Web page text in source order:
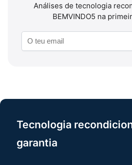
Análises de tecnologia
BEMVINDO5 na
Tecnologia
garantia